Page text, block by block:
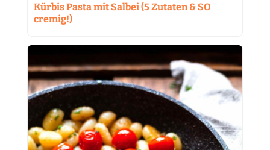
Kürbis Pasta mit Salbei (5 Zutaten & SO
cremig!)